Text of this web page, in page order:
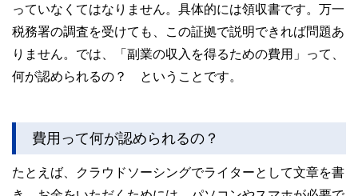
っていなくてはなりません。具体的には領収書です。万一
税務署の調査を受けても、この証拠で説明できれば問題あ
りません。では、「副業の収入を得るための費用」って、
何が認められるの？ ということです。
費用って何が認められるの？
たとえば、クラウドソーシングでライターとして文章を書